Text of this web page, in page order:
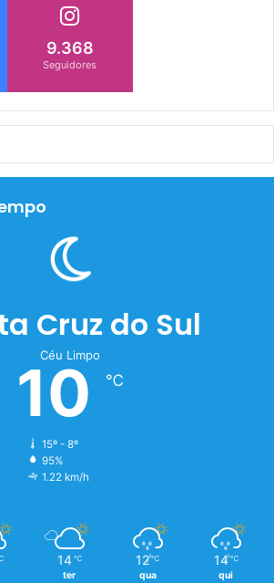
9.368
Seguidores
Cruz do Sul
Céu Limpo
10 ℃
15º - 8º
95%
1.22 km/h
14 ℃
ter
12 ℃
qua
14 ℃
qui